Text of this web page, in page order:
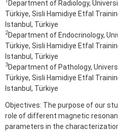
Department of Radiology,
Türkiye, Sisli Hamidiye Etfal
Istanbul, Türkiye
2Department of Endocrinology,
Türkiye, Sisli Hamidiye Etfal
Istanbul, Türkiye
3Department of Pathology,
Türkiye, Sisli Hamidiye Etfal
Istanbul, Türkiye
Objectives: The purpose of our
role of different magnetic
parameters in the